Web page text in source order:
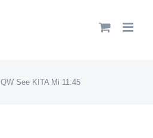
QW See KITA Mi 11:45